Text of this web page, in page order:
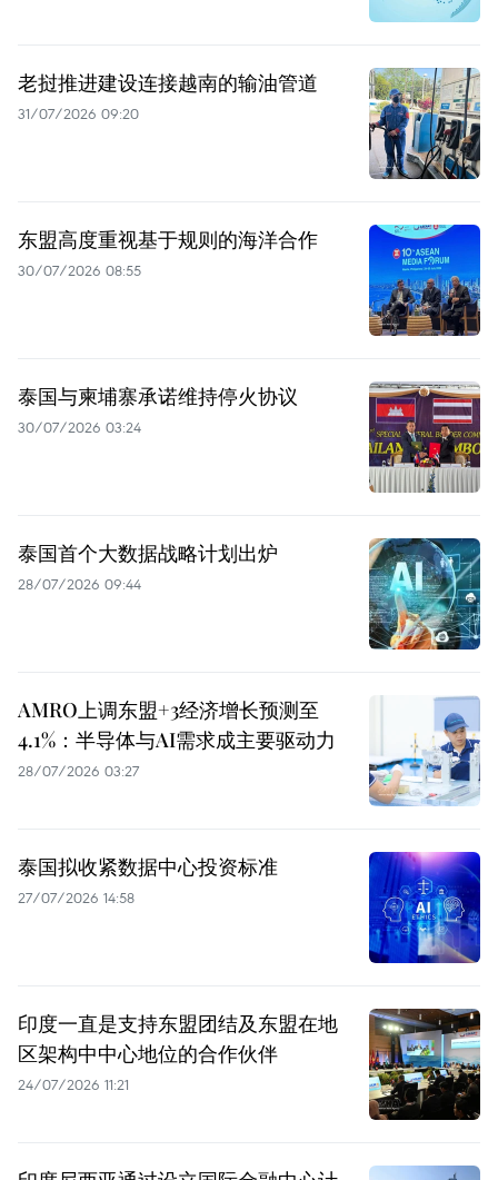
老挝推进建设连接越南的输油管道
31/07/2026 09:20
东盟高度重视基于规则的海洋合作
30/07/2026 08:55
泰国与柬埔寨承诺维持停火协议
30/07/2026 03:24
泰国首个大数据战略计划出炉
28/07/2026 09:44
AMRO上调东盟+3经济增长预测至
4.1%：半导体与AI需求成主要驱动力
28/07/2026 03:27
泰国拟收紧数据中心投资标准
27/07/2026 14:58
印度一直是支持东盟团结及东盟在地
区架构中中心地位的合作伙伴
24/07/2026 11:21